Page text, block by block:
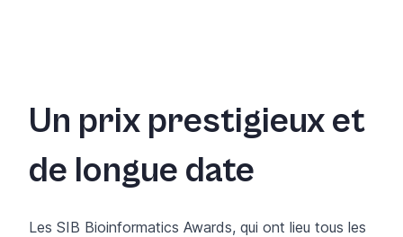
Un prix prestigieux et
de longue date
Les SIB Bioinformatics Awards, qui ont lieu tous les